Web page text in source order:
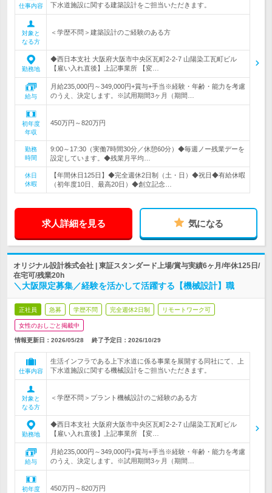
仕事内容
下水道施設に関する建築設計をご担当いただきます。
対象と
なる方
＜学歴不問＞建築設計のご経験のある方
勤務地
◆西日本支社 大阪府大阪市中央区瓦町2-2-7 山陽染工瓦町ビル
【雇い入れ直後】上記事業所 【変…
給与
月給235,000円～349,000円+賞与+手当※経験・年齢・能力を考慮
のうえ、決定します。※試用期間3ヶ月（期間…
初年度
年収
450万円～820万円
勤務
時間
9:00～17:30（実働7時間30分／休憩60分）◆毎週ノー残業デーを
設定しています。◆残業月平均…
休日
休暇
【年間休日125日】◆完全週休2日制（土・日）◆祝日◆有給休暇
（初年度10日、最高20日）◆創立記念…
求人詳細を見る 気になる
オリジナル設計株式会社 | 東証スタンダード上場/賞与実績6ヶ月/年休125日/
在宅可/残業20h
＼大阪限定募集／経験を活かして活躍する【機械設計】職
正社員 急募 学歴不問 完全週休2日制 リモートワーク可
女性のおしごと掲載中
情報更新日：2026/05/28 終了予定日： 2026/10/29
仕事内容
生活インフラである上下水道に係る事業を展開する同社にて、上
下水道施設に関する機械設計をご担当いただきます。
対象と
なる方
＜学歴不問＞プラント機械設計のご経験のある方
勤務地
◆西日本支社 大阪府大阪市中央区瓦町2-2-7 山陽染工瓦町ビル
【雇い入れ直後】上記事業所 【変…
給与
月給235,000円～349,000円+賞与+手当※経験・年齢・能力を考慮
のうえ、決定します。※試用期間3ヶ月（期間…
初年度
450万円～820万円